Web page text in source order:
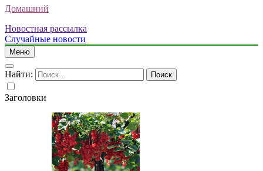
Домашний
Новостная рассылка
Случайные новости
Меню
Найти:
Заголовки